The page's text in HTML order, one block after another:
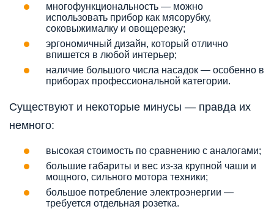
многофункциональность — можно
использовать прибор как мясорубку,
соковыжималку и овощерезку;
эргономичный дизайн, который отлично
впишется в любой интерьер;
наличие большого числа насадок — особенно в
приборах профессиональной категории.
Существуют и некоторые минусы — правда их
немного:
высокая стоимость по сравнению с аналогами;
большие габариты и вес из-за крупной чаши и
мощного, сильного мотора техники;
большое потребление электроэнергии —
требуется отдельная розетка.